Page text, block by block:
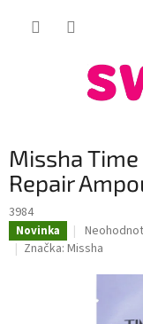
Missha
Repair
3984
Novinka
Priemerné
hodnotenie
0,0
Značka: Missha